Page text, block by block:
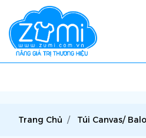
Trang Chủ Túi Canvas/ Balo